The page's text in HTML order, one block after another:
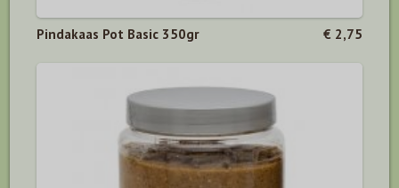
Pindakaas Pot Basic 350gr € 2,75